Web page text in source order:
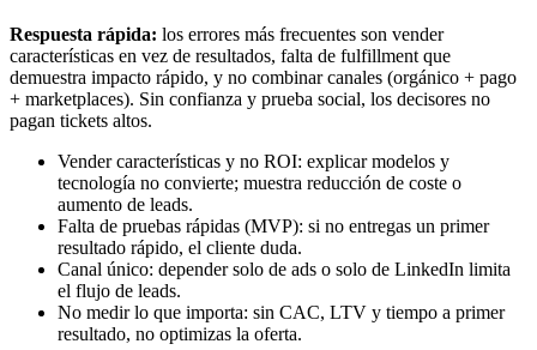
Respuesta rápida: los errores más frecuentes son vender
características en vez de resultados, falta de fulfillment que
demuestra impacto rápido, y no combinar canales (orgánico + pago
+ marketplaces). Sin confianza y prueba social, los decisores no
pagan tickets altos.
Vender características y no ROI: explicar modelos y
tecnología no convierte; muestra reducción de coste o
aumento de leads.
Falta de pruebas rápidas (MVP): si no entregas un primer
resultado rápido, el cliente duda.
Canal único: depender solo de ads o solo de LinkedIn limita
el flujo de leads.
No medir lo que importa: sin CAC, LTV y tiempo a primer
resultado, no optimizas la oferta.